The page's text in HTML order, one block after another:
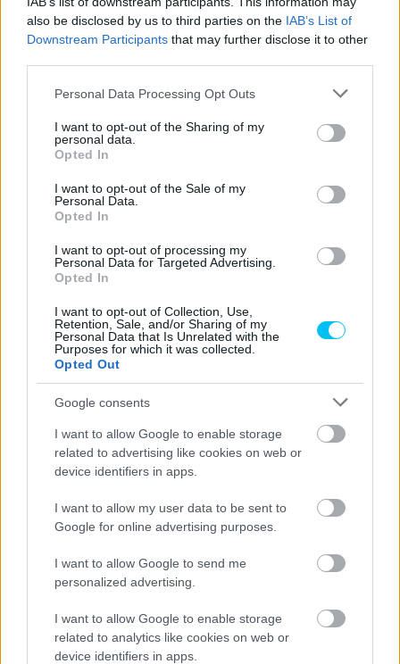
also be disclosed by us to third parties on the IAB’s List of
Downstream Participants that may further disclose it to other
Please note that this website/app uses one or more Google
not limited to your visit or usage behaviour. You may click to
grant or deny consent to Google and its third-party tags to
use your data for below specified purposes in below Google
consent section.
Personal Data Processing Opt Outs
I want to opt-out of the Sharing of my
personal data.
Opted In
I want to opt-out of the Sale of my
Personal Data.
Opted In
I want to opt-out of processing my
Personal Data for Targeted Advertising.
Opted In
I want to opt-out of Collection, Use,
Retention, Sale, and/or Sharing of my
Personal Data that Is Unrelated with the
Purposes for which it was collected.
Opted Out
Google consents
I want to allow Google to enable storage
related to advertising like cookies on web or
device identifiers in apps.
I want to allow my user data to be sent to
Google for online advertising purposes.
I want to allow Google to send me
personalized advertising.
I want to allow Google to enable storage
related to analytics like cookies on web or
device identifiers in apps.
Fotó: Yamaha
CIMKÉK Yamaha
Előző cikk
Marc Márquez elárulta, mi
okozza neki a legnagyobb
nehézséget az idei évben
Következő cikk
Martín kezdett a legjobban
csak a középmezőnyben
nyitott